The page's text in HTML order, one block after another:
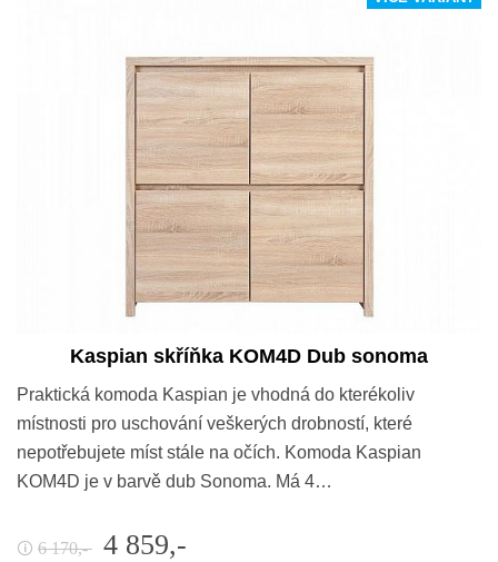
Kaspian skříňka KOM4D Dub sonoma
Praktická komoda Kaspian je vhodná do kterékoliv
místnosti pro uschování veškerých drobností, které
nepotřebujete míst stále na očích. Komoda Kaspian
KOM4D je v barvě dub Sonoma. Má 4…
🛈 6 170,- 4 859,-